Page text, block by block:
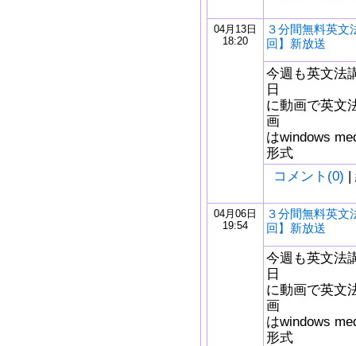
04月13日
18:20
３分間無料英文
回】新放送
今週も英文法
日
に動画で英文
画
はwindows
形式
コメント(0) |
04月06日
19:54
３分間無料英文
回】新放送
今週も英文法
日
に動画で英文
画
はwindows
形式